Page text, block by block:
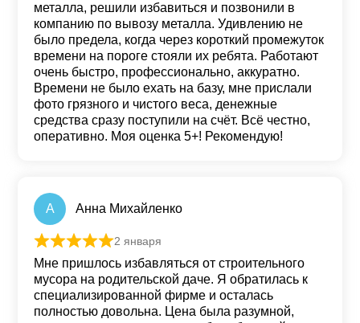
металла, решили избавиться и позвонили в
компанию по вывозу металла. Удивлению не
было предела, когда через короткий промежуток
времени на пороге стояли их ребята. Работают
очень быстро, профессионально, аккуратно.
Времени не было ехать на базу, мне прислали
фото грязного и чистого веса, денежные
средства сразу поступили на счёт. Всё честно,
оперативно. Моя оценка 5+! Рекомендую!
A Aнна Михайленко
Оценка из 5
2 января
Мне пришлось избавляться от строительного
мусора на родительской даче. Я обратилась к
специализированной фирме и осталась
полностью довольна. Цена была разумной,